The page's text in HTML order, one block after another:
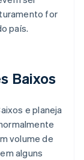
for
país.
Baixos
e planeja
volume de
alguns